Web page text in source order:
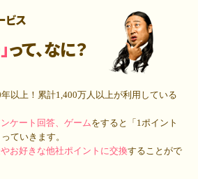
ビス
って、なに？
以上！累計1,400万人 以上が利用している
ケート回答、ゲームをすると「1ポイント
ていきます。
お好きな他社ポイントに交換することがで